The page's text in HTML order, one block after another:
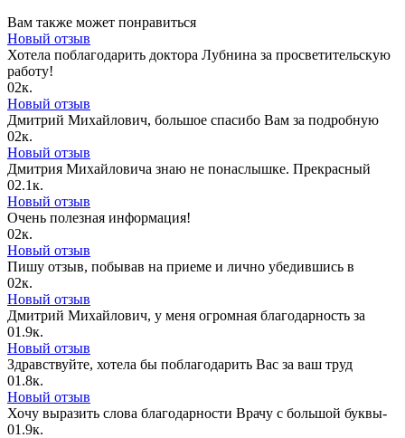
Вам также может понравиться
Новый отзыв
Хотела поблагодарить доктора Лубнина за просветительскую
работу!
02к.
Новый отзыв
Дмитрий Михайлович, большое спасибо Вам за подробную
02к.
Новый отзыв
Дмитрия Михайловича знаю не понаслышке. Прекрасный
02.1к.
Новый отзыв
Очень полезная информация!
02к.
Новый отзыв
Пишу отзыв, побывав на приеме и лично убедившись в
02к.
Новый отзыв
Дмитрий Михайлович, у меня огромная благодарность за
01.9к.
Новый отзыв
Здравствуйте, хотела бы поблагодарить Вас за ваш труд
01.8к.
Новый отзыв
Хочу выразить слова благодарности Врачу с большой буквы-
01.9к.